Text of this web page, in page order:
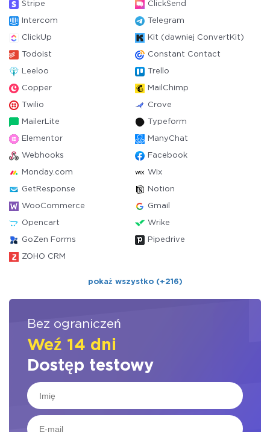
Stripe ClickSend
Intercom Telegram
ClickUp Kit (dawniej ConvertKit)
Todoist Constant Contact
Leeloo Trello
Copper MailChimp
Twilio Crove
MailerLite Typeform
Elementor ManyChat
Webhooks Facebook
Monday.com Wix
GetResponse Notion
WooCommerce Gmail
Opencart Wrike
GoZen Forms Pipedrive
ZOHO CRM
pokaż wszystko (+216)
Bez ograniczeń
Weź 14 dni
Dostęp testowy